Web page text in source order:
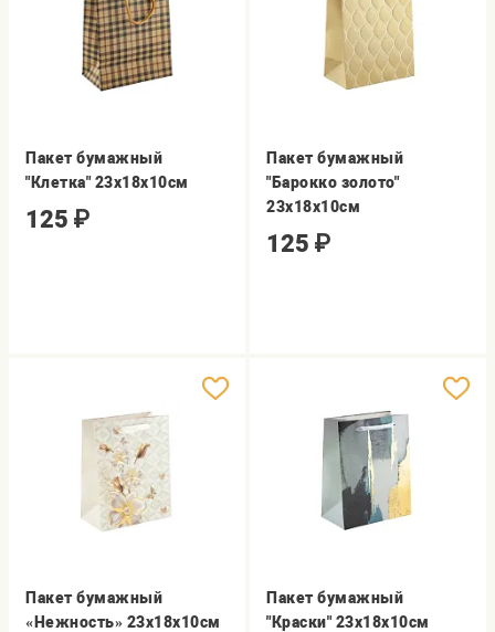
Пакет бумажный
"Клетка" 23х18х10см
125 ₽
Пакет бумажный
"Барокко золото"
23х18х10см
125 ₽
Пакет бумажный
«Нежность» 23х18х10см
Пакет бумажный
"Краски" 23х18х10см